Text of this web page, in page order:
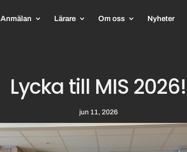
Anmälan Lärare Om oss Nyheter
Lycka till MIS 2026!
jun 11, 2026